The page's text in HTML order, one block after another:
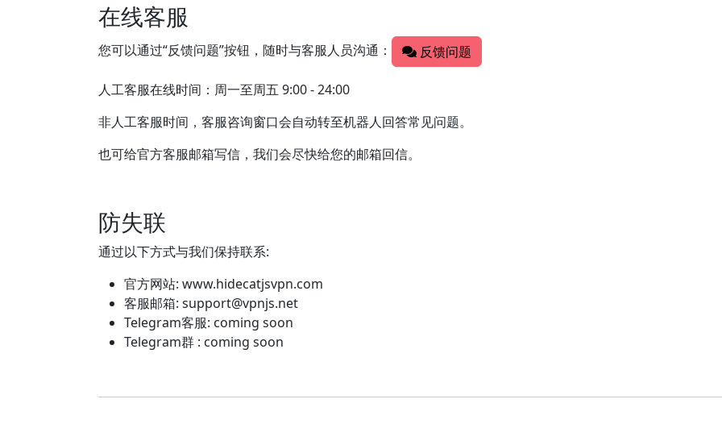
在线客服
您可以通过“反馈问题”按钮，随时与客服人员沟通： 反馈问题
人工客服在线时间：周一至周五 9:00 - 24:00
非人工客服时间，客服咨询窗口会自动转至机器人回答常见问题。
也可给官方客服邮箱写信，我们会尽快给您的邮箱回信。
防失联
通过以下方式与我们保持联系:
官方网站: www.hidecatjsvpn.com
客服邮箱: support@vpnjs.net
Telegram客服: coming soon
Telegram群 : coming soon